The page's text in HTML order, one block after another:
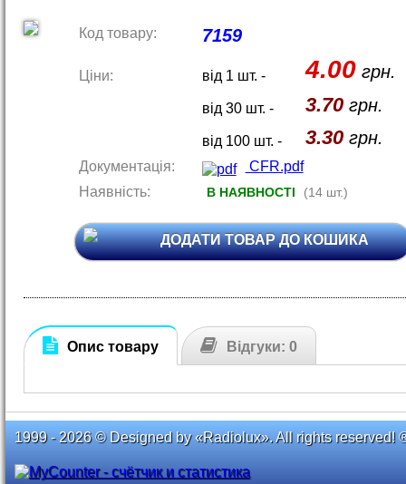
Код товару: 7159
Ціни: від 1 шт. - 4.00грн.
від 30 шт. - 3.70грн.
від 100 шт. - 3.30грн.
Документація:
CFR.pdf
Наявність:
В НАЯВНОСТІ (14 шт.)
ДОДАТИ ТОВАР ДО КОШИКА
Опис товару Відгуки: 0
1999 - 2026 © Designed by «Radiolux». All rights reserved!